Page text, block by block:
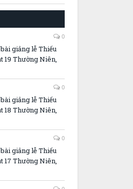
0
giảng lễ Thiếu
19 Thường Niên,
0
giảng lễ Thiếu
18 Thường Niên,
0
giảng lễ Thiếu
17 Thường Niên,